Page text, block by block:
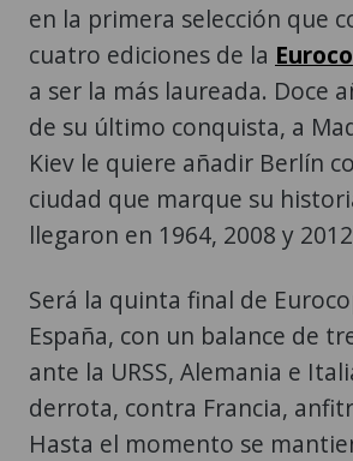
en la primera selección que
cuatro ediciones de la
a ser la más laureada. Doce
de su último conquista, a
Kiev le quiere añadir Berlín
ciudad que marque su
llegaron en 1964, 2008 y
Será la quinta final de
España, con un balance de
ante la URSS, Alemania e
derrota, contra Francia,
Hasta el momento se